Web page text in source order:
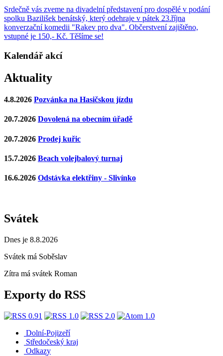
Srdečně vás zveme na divadelní představení pro dospělé v podání
spolku Bazilišek benátský, který odehraje v pátek 23.října
konverzační komedii "Rakev pro dva". Občerstvení zajištěno,
vstupné je 150,- Kč. Těšíme se!
Kalendář akcí
Aktuality
4.8.2026 Pozvánka na Hasičskou jízdu
20.7.2026 Dovolená na obecním úřadě
20.7.2026 Prodej kuřic
15.7.2026 Beach volejbalový turnaj
16.6.2026 Odstávka elektřiny - Slivínko
Svátek
Dnes je 8.8.2026
Svátek má Soběslav
Zítra má svátek Roman
Exporty do RSS
Dolní-Pojizeří
Středočeský kraj
Odkazy